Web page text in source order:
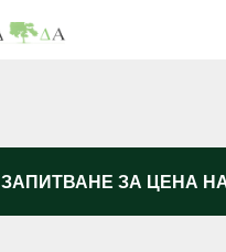
ЗАПИТВАНЕ ЗА ЦЕНА